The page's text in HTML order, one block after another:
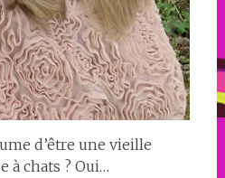
d’être une vieille
à chats ? Oui…